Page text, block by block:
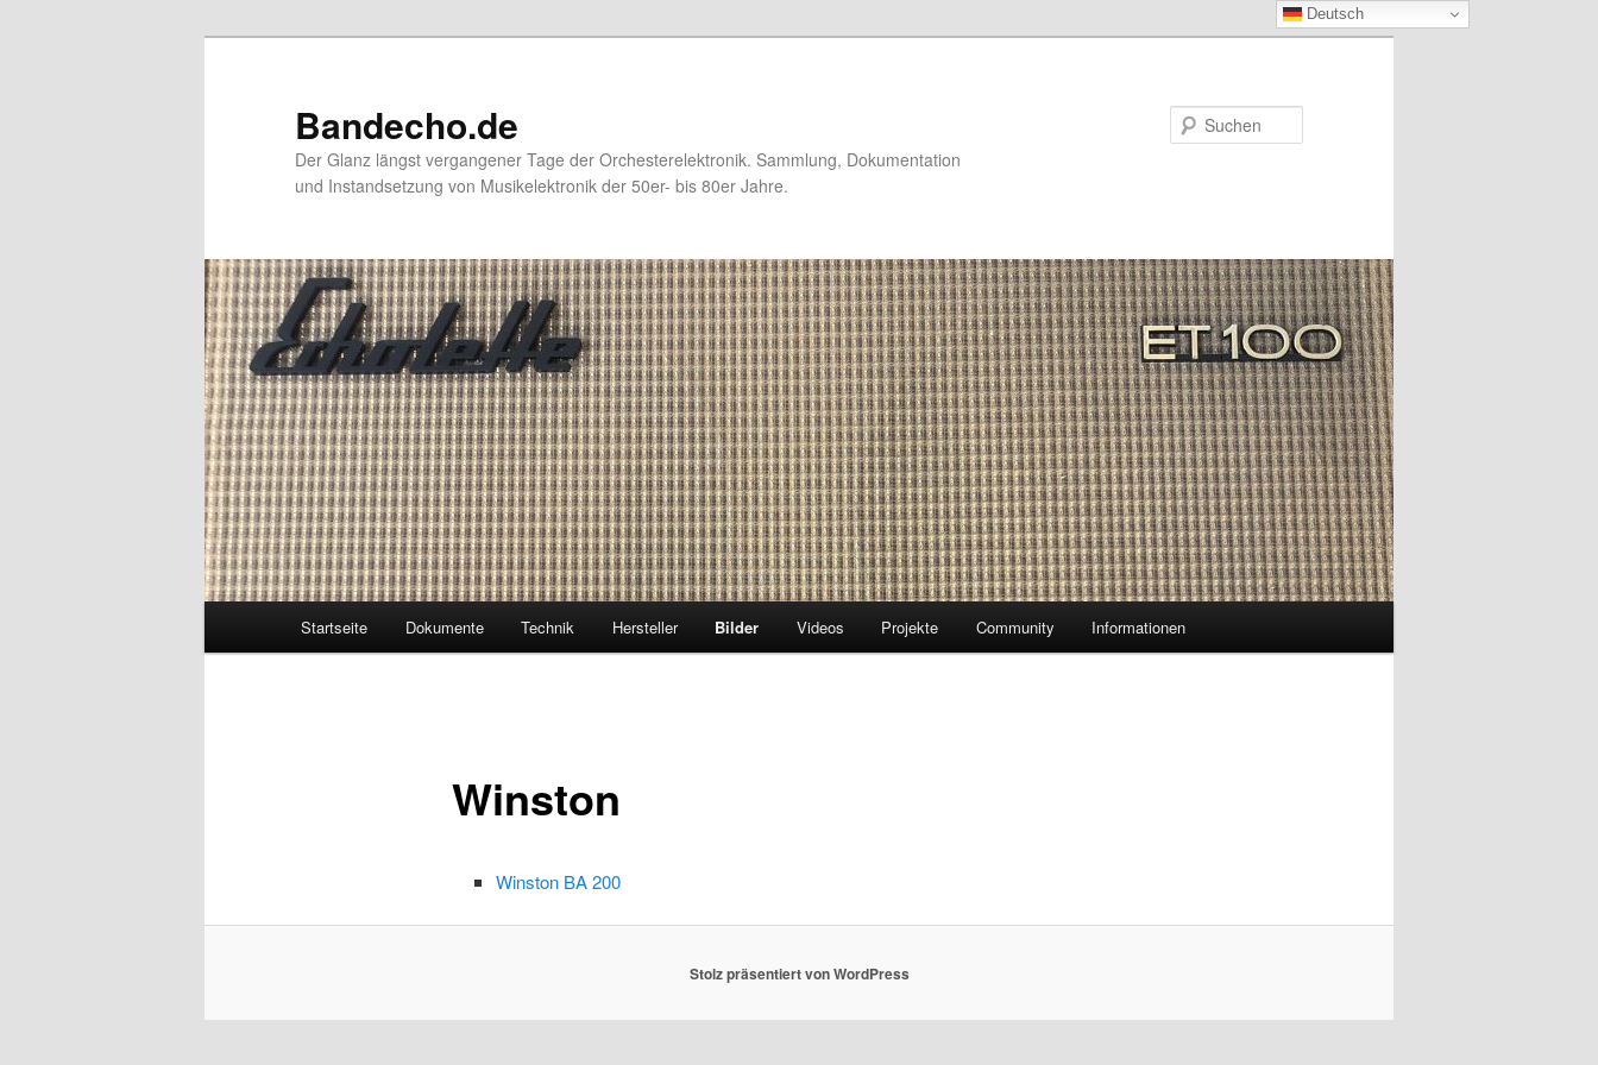
Bandecho.de
Der Glanz längst vergangener Tage der Orchesterelektronik. Sammlung, Dokumentation
und Instandsetzung von Musikelektronik der 50er- bis 80er Jahre.
Startseite Dokumente Technik Hersteller Bilder Videos Projekte Community Informationen
Winston
Winston BA 200
Stolz präsentiert von WordPress
Deutsch